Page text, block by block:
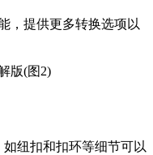
，提供更多转换选项以
如纽扣和扣环等细节可以